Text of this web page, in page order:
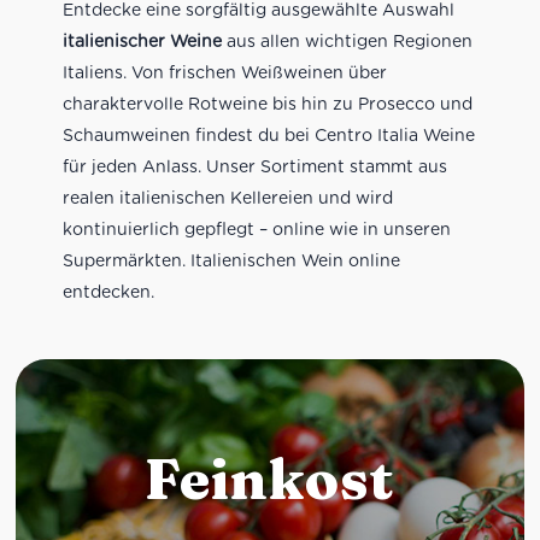
Entdecke eine sorgfältig ausgewählte Auswahl
italienischer Weineaus allen wichtigen Regionen
Italiens. Von frischen Weißweinen über
charaktervolle Rotweine bis hin zu Prosecco und
Schaumweinen findest du bei Centro Italia Weine
für jeden Anlass. Unser Sortiment stammt aus
realen italienischen Kellereien und wird
kontinuierlich gepflegt – online wie in unseren
Supermärkten. Italienischen Wein online
entdecken.
Feinkost